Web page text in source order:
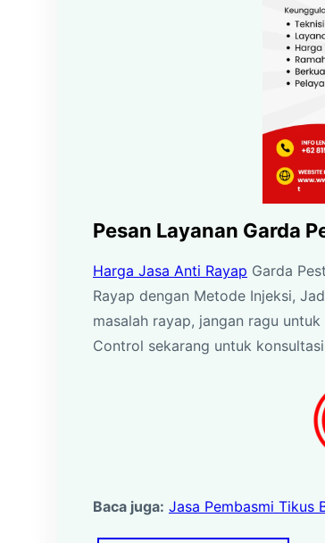
Pesan Layanan Garda
Harga Jasa Anti Rayap Garda
Rayap dengan Metode Injeksi,
masalah rayap, jangan ragu
Control sekarang untuk
Baca juga: Jasa Pembasmi Tikus